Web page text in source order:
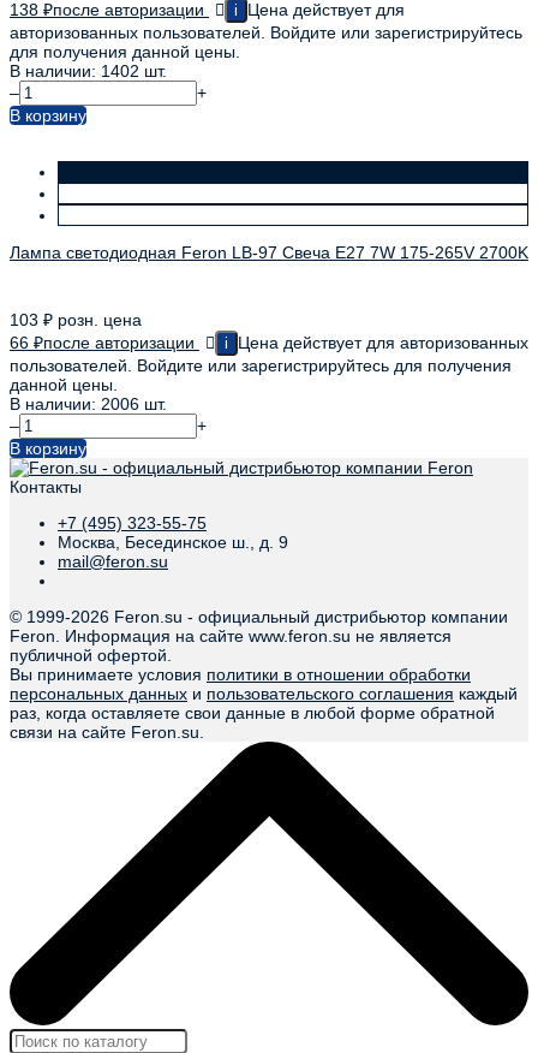
138 ₽после авторизации i
Цена действует для
авторизованных пользователей. Войдите или зарегистрируйтесь
для получения данной цены.
В наличии: 1402 шт.
–
+
В корзину
Лампа светодиодная Feron LB-97 Свеча E27 7W 175-265V 2700K
103 ₽ розн. цена
66 ₽после авторизации i
Цена действует для авторизованных
пользователей. Войдите или зарегистрируйтесь для получения
данной цены.
В наличии: 2006 шт.
–
+
В корзину
Контакты
+7 (495) 323-55-75
Москва, Бесединское ш., д. 9
mail@feron.su
© 1999-2026 Feron.su - официальный дистрибьютор компании
Feron. Информация на сайте www.feron.su не является
публичной офертой.
Вы принимаете условия политики в отношении обработки
персональных данных и пользовательского соглашения каждый
раз, когда оставляете свои данные в любой форме обратной
связи на сайте Feron.su.